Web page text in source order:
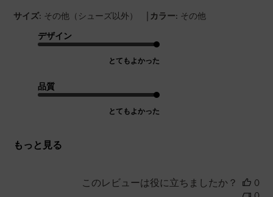
サイズ: その他（シューズ以外） | カラー: その他
デザイン
とてもよかった
品質
とてもよかった
もっと見る
このレビューは役に立ちましたか？
0